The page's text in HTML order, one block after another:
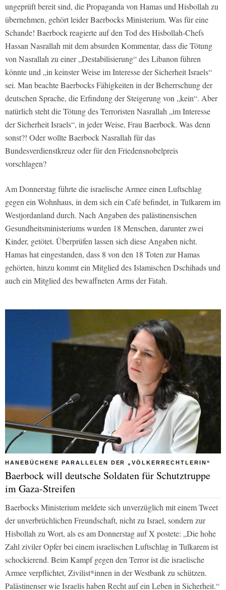
ungeprüft bereit sind, die Propaganda von Hamas und Hisbollah zu
übernehmen, gehört leider Baerbocks Ministerium. Was für eine
Schande! Baerbock reagierte auf den Tod des Hisbollah-Chefs
Hassan Nasrallah mit dem absurden Kommentar, dass die Tötung
von Nasrallah zu einer „Destabilisierung“ des Libanon führen
könnte und „in keinster Weise im Interesse der Sicherheit Israels“
sei. Man beachte Baerbocks Fähigkeiten in der Beherrschung der
deutschen Sprache, die Erfindung der Steigerung von „kein“. Aber
natürlich steht die Tötung des Terroristen Nasrallah „im Interesse
der Sicherheit Israels“, in jeder Weise, Frau Baerbock. Was denn
sonst?! Oder wollte Baerbock Nasrallah für das
Bundesverdienstkreuz oder für den Friedensnobelpreis
vorschlagen?
Am Donnerstag führte die israelische Armee einen Luftschlag
gegen ein Wohnhaus, in dem sich ein Café befindet, in Tulkarem im
Westjordanland durch. Nach Angaben des palästinensischen
Gesundheitsministeriums wurden 18 Menschen, darunter zwei
Kinder, getötet. Überprüfen lassen sich diese Angaben nicht.
Hamas hat eingestanden, dass 8 von den 18 Toten zur Hamas
gehörten, hinzu kommt ein Mitglied des Islamischen Dschihads und
auch ein Mitglied des bewaffneten Arms der Fatah.
HANEBÜCHENE PARALLELEN DER „VÖLKERRECHTLERIN“
Baerbock will deutsche Soldaten für Schutztruppe
im Gaza-Streifen
Baerbocks Ministerium meldete sich unverzüglich mit einem Tweet
der unverbrüchlichen Freundschaft, nicht zu Israel, sondern zur
Hisbollah zu Wort, als es am Donnerstag auf X postete: „Die hohe
Zahl ziviler Opfer bei einem israelischen Luftschlag in Tulkarem ist
schockierend. Beim Kampf gegen den Terror ist die israelische
Armee verpflichtet, Zivilist*innen in der Westbank zu schützen.
Palästinenser wie Israelis haben Recht auf ein Leben in Sicherheit.“